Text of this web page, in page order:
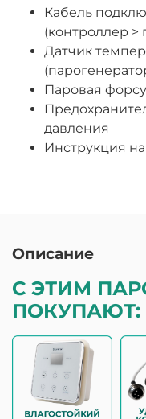
Кабель
(контроллер >
Датчик
Паровая
давления
Инструкция
Описание
С ЭТИМ
ПОКУПАЮТ: